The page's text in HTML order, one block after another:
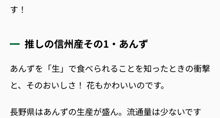
す！
推しの信州産その1・あんず
あんずを「生」で食べられることを知ったときの衝撃
と、そのおいしさ！ 花もかわいいのです。
長野県はあんずの生産が盛ん。流通量は少ないです